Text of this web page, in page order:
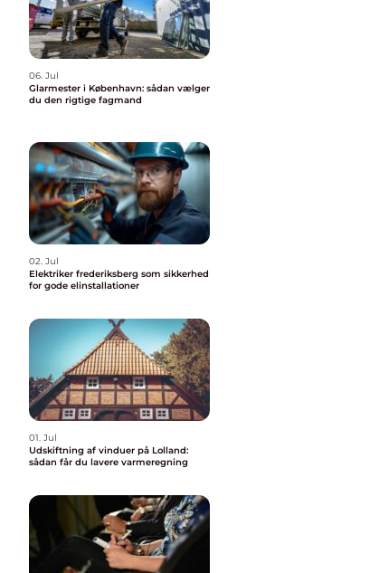
06. Jul
Glarmester i København: sådan vælger
du den rigtige fagmand
02. Jul
Elektriker frederiksberg som sikkerhed
for gode elinstallationer
01. Jul
Udskiftning af vinduer på Lolland:
sådan får du lavere varmeregning